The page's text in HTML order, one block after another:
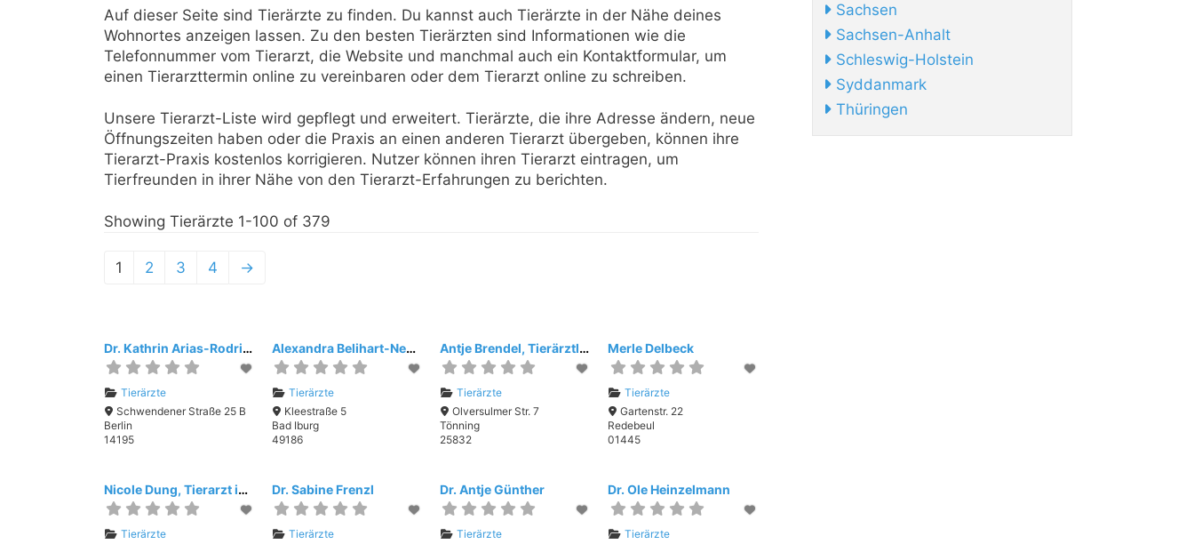
Auf dieser Seite sind Tierärzte zu finden. Du kannst auch Tierärzte in der Nähe deines
Wohnortes anzeigen lassen. Zu den besten Tierärzten sind Informationen wie die
Telefonnummer vom Tierarzt, die Website und manchmal auch ein Kontaktformular, um
einen Tierarzttermin online zu vereinbaren oder dem Tierarzt online zu schreiben.
Unsere Tierarzt-Liste wird gepflegt und erweitert. Tierärzte, die ihre Adresse ändern, neue
Öffnungszeiten haben oder die Praxis an einen anderen Tierarzt übergeben, können ihre
Tierarzt-Praxis kostenlos korrigieren. Nutzer können ihren Tierarzt eintragen, um
Tierfreunden in ihrer Nähe von den Tierarzt-Erfahrungen zu berichten.
Showing Tierärzte 1-100 of 379
1 2 3 4 →
Dr. Kathrin Arias-Rodriguez, Tierärztliche Praxis für Akupunktur
Tierärzte
Schwendener Straße 25 B
Berlin
14195
Alexandra Belihart-Neufeld
Tierärzte
Kleestraße 5
Bad Iburg
49186
Antje Brendel, Tierärztliche Praxis
Tierärzte
Olversulmer Str. 7
Tönning
25832
Merle Delbeck
Tierärzte
Gartenstr. 22
Redebeul
01445
Nicole Dung, Tierarzt im Elgerhaus
Tierärzte
Dr. Sabine Frenzl
Tierärzte
Dr. Antje Günther
Tierärzte
Dr. Ole Heinzelmann
Tierärzte
Sachsen
Sachsen-Anhalt
Schleswig-Holstein
Syddanmark
Thüringen